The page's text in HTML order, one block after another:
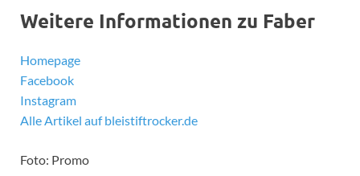
Weitere Informationen zu Faber
Homepage
Facebook
Instagram
Alle Artikel auf bleistiftrocker.de
Foto: Promo